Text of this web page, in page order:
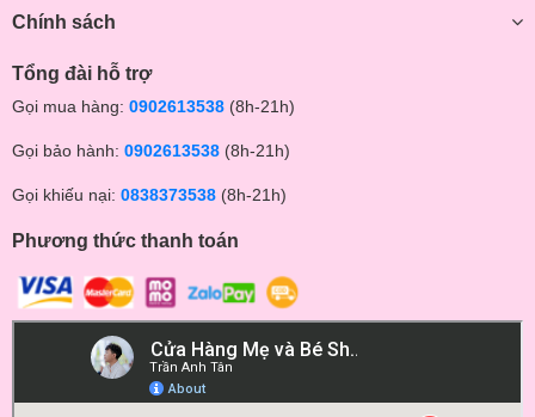
Chính sách
Tổng đài hỗ trợ
Gọi mua hàng: 0902613538 (8h-21h)
Gọi bảo hành: 0902613538 (8h-21h)
Gọi khiếu nại: 0838373538 (8h-21h)
Phương thức thanh toán